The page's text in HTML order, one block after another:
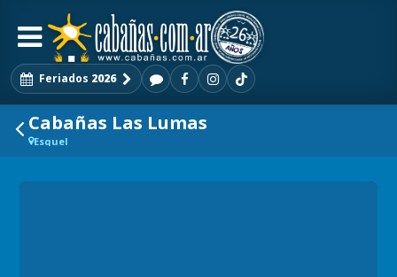
Feriados 2026
Cabañas Las Lumas
Esquel